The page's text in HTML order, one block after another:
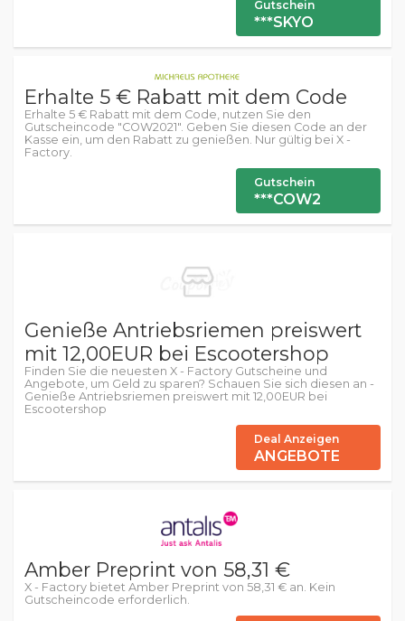
Gutschein
***SKYO
Erhalte 5 € Rabatt mit dem Code
Erhalte 5 € Rabatt mit dem Code, nutzen Sie den
Gutscheincode "COW2021". Geben Sie diesen Code an der
Kasse ein, um den Rabatt zu genießen. Nur gültig bei X -
Factory.
Gutschein
***COW2
Genieße Antriebsriemen preiswert
mit 12,00EUR bei Escootershop
Finden Sie die neuesten X - Factory Gutscheine und
Angebote, um Geld zu sparen? Schauen Sie sich diesen an -
Genieße Antriebsriemen preiswert mit 12,00EUR bei
Escootershop
Deal Anzeigen
ANGEBOTE
Amber Preprint von 58,31 €
X - Factory bietet Amber Preprint von 58,31 € an. Kein
Gutscheincode erforderlich.